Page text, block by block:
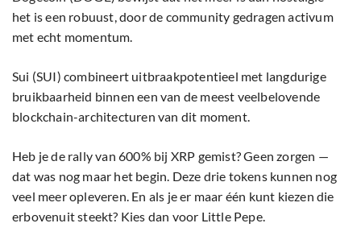
blockchain-architecturen van dit moment.
dat was nog maar het begin. Deze drie tokens kunnen nog
veel meer opleveren. En als je er maar één kunt kiezen die
onderstaande links:
https://littlepepe.com
https://littlepepe.com/whitepaper.pdf